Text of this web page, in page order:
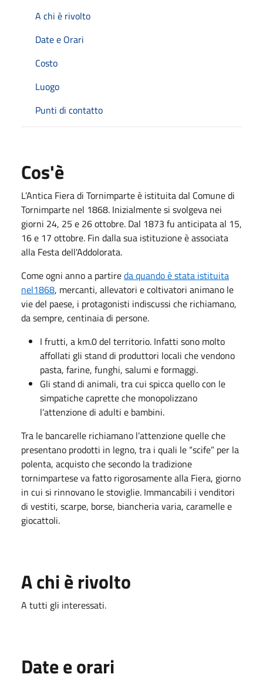
A chi è rivolto
Date e Orari
Costo
Luogo
Punti di contatto
Cos'è
L’Antica Fiera di Tornimparte è istituita dal Comune di
Tornimparte nel 1868. Inizialmente si svolgeva nei
giorni 24, 25 e 26 ottobre. Dal 1873 fu anticipata al 15,
16 e 17 ottobre. Fin dalla sua istituzione è associata
alla Festa dell'Addolorata.
Come ogni anno a partireda quando è stata istituita
nel1868, mercanti, allevatori e coltivatori animano le
vie del paese, i protagonisti indiscussi che richiamano,
da sempre, centinaia di persone.
I frutti, a km.0 del territorio. Infatti sono molto
affollati gli stand di produttori locali che vendono
pasta, farine, funghi, salumi e formaggi.
Gli stand di animali, tra cui spicca quello con le
simpatiche caprette che monopolizzano
l’attenzione di adulti e bambini.
Tra le bancarelle richiamano l’attenzione quelle che
presentano prodotti in legno, tra i quali le “scife” per la
polenta, acquisto che secondo la tradizione
tornimpartese va fatto rigorosamente alla Fiera, giorno
in cui si rinnovano le stoviglie. Immancabili i venditori
di vestiti, scarpe, borse, biancheria varia, caramelle e
giocattoli.
A chi è rivolto
A tutti gli interessati.
Date e orari